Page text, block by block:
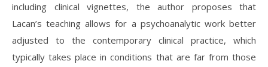
including clinical vignettes, the author proposes that
Lacan’s teaching allows for a psychoanalytic work better
adjusted to the contemporary clinical practice, which
typically takes place in conditions that are far from those